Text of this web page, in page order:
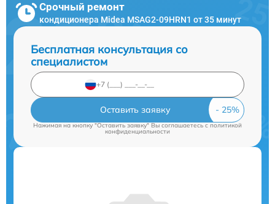
Срочный ремонт
кондиционера Midea MSAG2-09HRN1 от 35 минут
Бесплатная консультация со
специалистом
Оставить заявку
Нажимая на кнопку "Оставить заявку" Вы соглашаетесь cполитикой
конфиденциальности